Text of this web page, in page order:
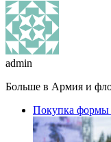
admin
Больше в Армия и
Покупка формы